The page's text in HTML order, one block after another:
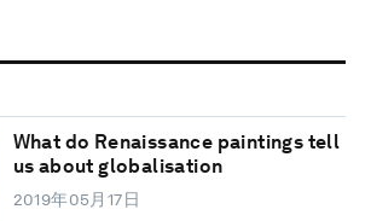
What do Renaissance paintings tell
us about globalisation
2019年05月17日